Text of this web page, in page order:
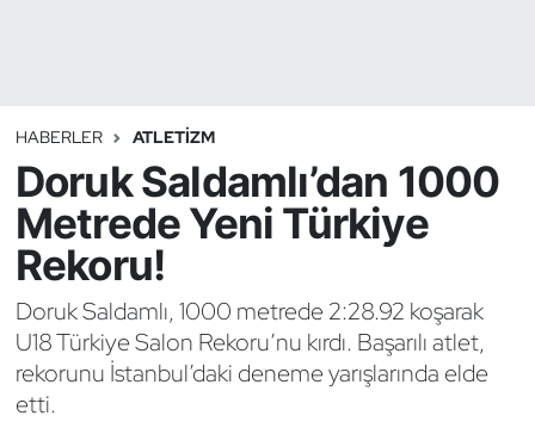
HABERLER ATLETIZM
Doruk Saldamlı’dan 1000
Metrede Yeni Türkiye
Rekoru!
Doruk Saldamlı, 1000 metrede 2:28.92 koşarak
U18 Türkiye Salon Rekoru’nu kırdı. Başarılı atlet,
rekorunu İstanbul’daki deneme yarışlarında elde
etti.
Binicilik
Bisiklet
Bocce Bowling Dart
Boks